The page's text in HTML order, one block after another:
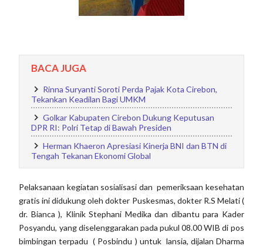
BACA JUGA
Rinna Suryanti Soroti Perda Pajak Kota Cirebon,
Tekankan Keadilan Bagi UMKM
Golkar Kabupaten Cirebon Dukung Keputusan
DPR RI: Polri Tetap di Bawah Presiden
Herman Khaeron Apresiasi Kinerja BNI dan BTN di
Tengah Tekanan Ekonomi Global
Pelaksanaan kegiatan sosialisasi dan pemeriksaan kesehatan
gratis ini didukung oleh dokter Puskesmas, dokter R.S Melati (
dr. Bianca ), Klinik Stephani Medika dan dibantu para Kader
Posyandu, yang diselenggarakan pada pukul 08.00 WIB di pos
bimbingan terpadu ( Posbindu ) untuk lansia, dijalan Dharma